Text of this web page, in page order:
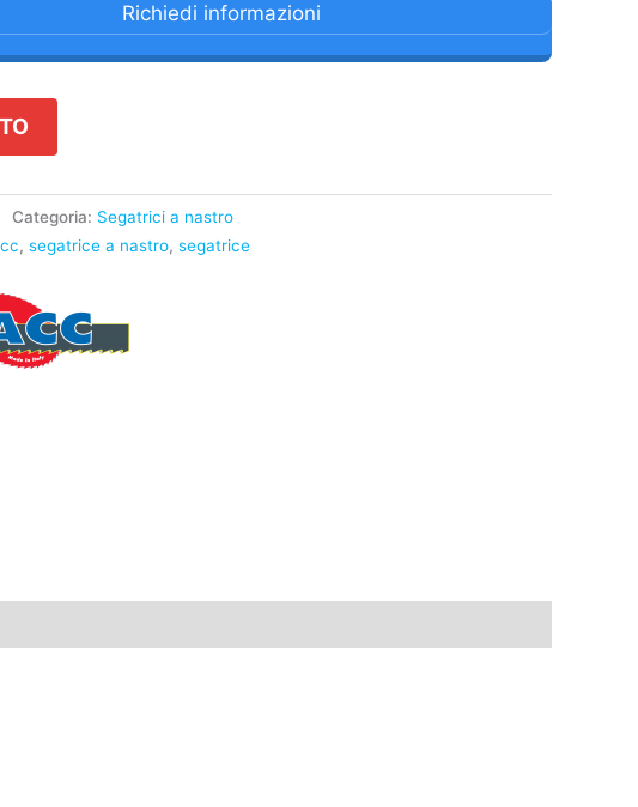
Richiedi informazioni
Categoria: Segatrici a nastro
, segatrice a nastro, segatrice